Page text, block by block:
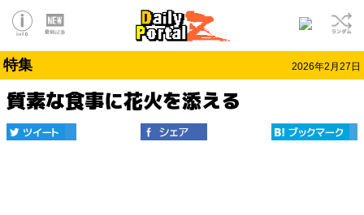
特集 2026年2月27日
質素な食事に花火を添える